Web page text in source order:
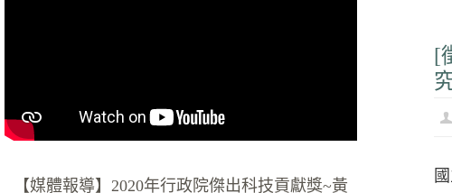
[
【媒體報導】2020年行政院傑出科技貢獻獎~黃